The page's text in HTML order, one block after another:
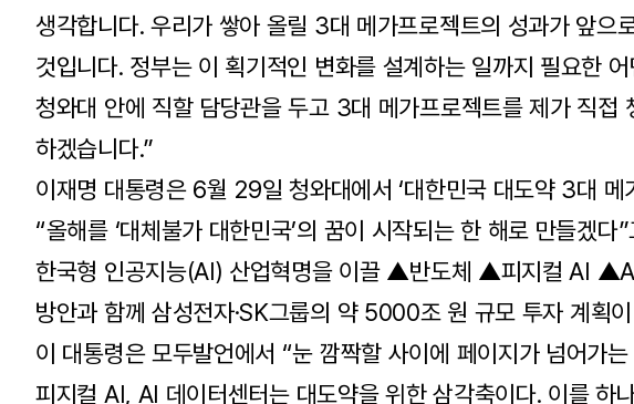
생각합니다. 우리가 쌓아 올릴 3대 메가프로젝트의 성과가 앞
것입니다. 정부는 이 획기적인 변화를 설계하는 일까지 필요한
청와대 안에 직할 담당관을 두고 3대 메가프로젝트를 제가 직접
하겠습니다.”
이재명 대통령은 6월 29일 청와대에서 ‘대한민국 대도약 3대 메
“올해를 ‘대체불가 대한민국’의 꿈이 시작되는 한 해로 만들겠다
한국형 인공지능(AI) 산업혁명을 이끌 ▲반도체 ▲피지컬 AI
방안과 함께 삼성전자·SK그룹의 약 5000조 원 규모 투자 계획
이 대통령은 모두발언에서 “눈 깜짝할 사이에 페이지가 넘어가
피지컬 AI, AI 데이터센터는 대도약을 위한 삼각축이다. 이를 하